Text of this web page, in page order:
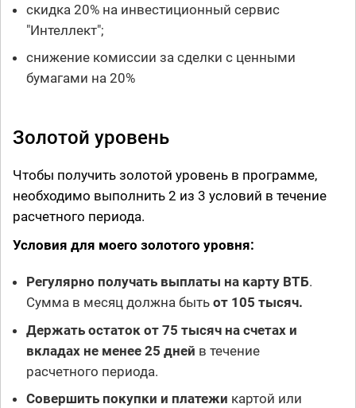
скидка 20% на инвестиционный сервис
"Интеллект";
снижение комиссии за сделки с ценными
бумагами на 20%
Золотой уровень
Чтобы получить золотой уровень в программе,
необходимо выполнить 2 из 3 условий в течение
расчетного периода.
Условия для моего золотого уровня:
Регулярно получать выплаты на карту ВТБ.
Сумма в месяц должна быть от 105 тысяч.
Держать остаток от 75 тысяч на счетах и
вкладах не менее 25 дней в течение
расчетного периода.
Совершить покупки и платежи картой или